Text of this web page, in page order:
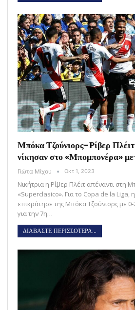
Μπόκα Τζούνιορς-Ρίβερ
νίκησαν στο «Μπομπονέρα»
Γιώτα Μίχου Οκτ 1, 2023
Νικήτρια η Ρίβερ Πλέιτ απέναντι στη
«Superclasico». Για το Copa de la Liga,
επικράτησε της Μπόκα Τζούνιορς με
για την 7η…
ΔΙΑΒΑΣΤΕ ΠΕΡΙΣΣΟΤΕΡΑ...